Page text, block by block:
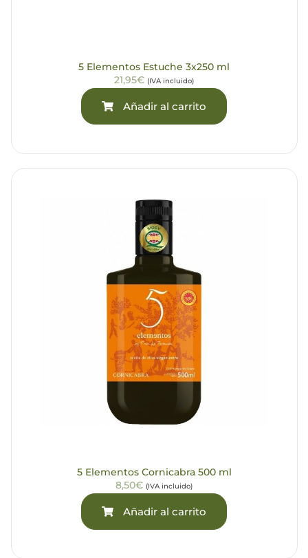
5 Elementos Estuche 3x250 ml
21,95€ (IVA incluido)
Añadir al carrito
5 Elementos Cornicabra 500 ml
8,50€ (IVA incluido)
Añadir al carrito